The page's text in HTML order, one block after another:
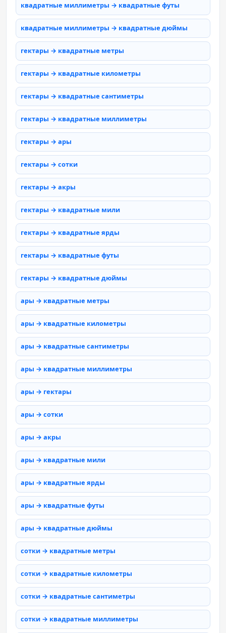
квадратные миллиметры → квадратные футы
квадратные миллиметры → квадратные дюймы
гектары → квадратные метры
гектары → квадратные километры
гектары → квадратные сантиметры
гектары → квадратные миллиметры
гектары → ары
гектары → сотки
гектары → акры
гектары → квадратные мили
гектары → квадратные ярды
гектары → квадратные футы
гектары → квадратные дюймы
ары → квадратные метры
ары → квадратные километры
ары → квадратные сантиметры
ары → квадратные миллиметры
ары → гектары
ары → сотки
ары → акры
ары → квадратные мили
ары → квадратные ярды
ары → квадратные футы
ары → квадратные дюймы
сотки → квадратные метры
сотки → квадратные километры
сотки → квадратные сантиметры
сотки → квадратные миллиметры